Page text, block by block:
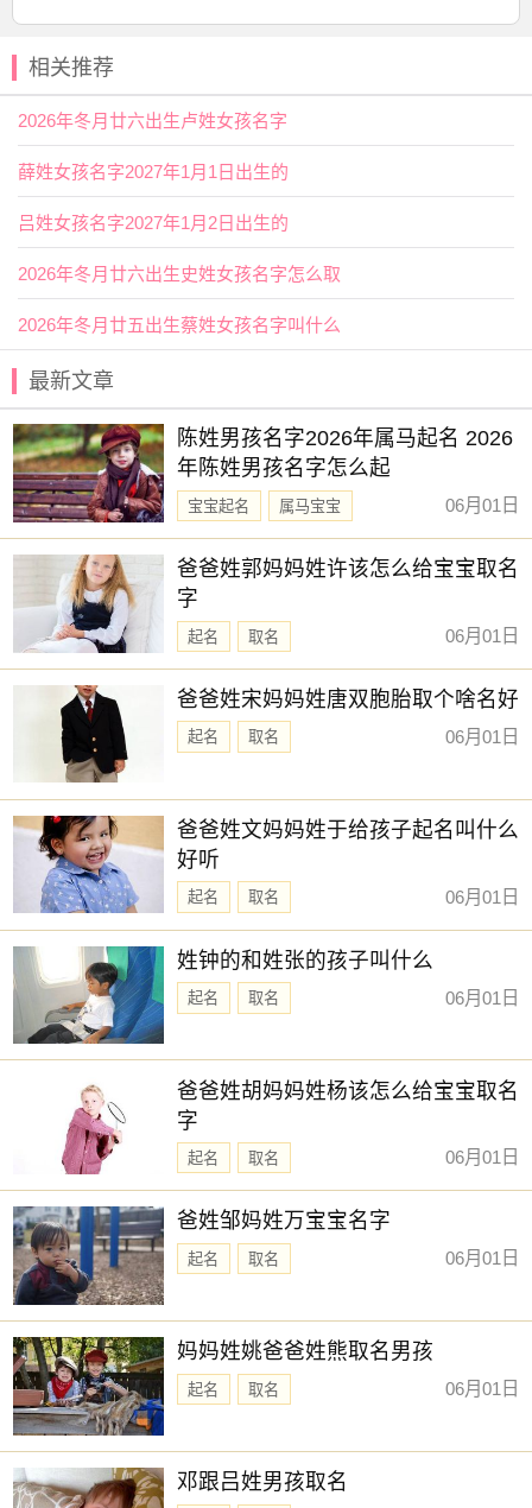
见君子，云胡不喜”，既有诗意，也有深情。
注意方言发音避免误读
者难念。比如“裴宸”在北方话里没问题，但在南方一些地区可
能会被读成别的音。所以在选字的时候，最好考虑一下家庭
所在地的语言习惯，尽量选那些各地都容易读准的字。
名字是一个人的第一张名片。一个好的名字，能让女孩从小
不张扬，却有韵味；不复杂，却有内涵。给姓裴的女孩取这
样的名字，就像为她的人生添了一笔温柔的色彩。
赐子好名，能伴子一生。想给宝宝取一个好名字吗？选
相关推荐
2026年冬月廿六出生卢姓女孩名字
薛姓女孩名字2027年1月1日出生的
吕姓女孩名字2027年1月2日出生的
2026年冬月廿六出生史姓女孩名字怎么取
2026年冬月廿五出生蔡姓女孩名字叫什么
最新文章
陈姓男孩名字2026年属马起名 2026
年陈姓男孩名字怎么起
宝宝起名
属马宝宝
新生儿取名
06月01日
爸爸姓郭妈妈姓许该怎么给宝宝取名
字
起名 取名 06月01日
爸爸姓宋妈妈姓唐双胞胎取个啥名好
起名 取名 06月01日
爸爸姓文妈妈姓于给孩子起名叫什么
好听
起名 取名 06月01日
姓钟的和姓张的孩子叫什么
起名 取名 06月01日
爸爸姓胡妈妈姓杨该怎么给宝宝取名
字
起名 取名 06月01日
爸姓邹妈姓万宝宝名字
起名 取名 06月01日
妈妈姓姚爸爸姓熊取名男孩
起名 取名 06月01日
邓跟吕姓男孩取名